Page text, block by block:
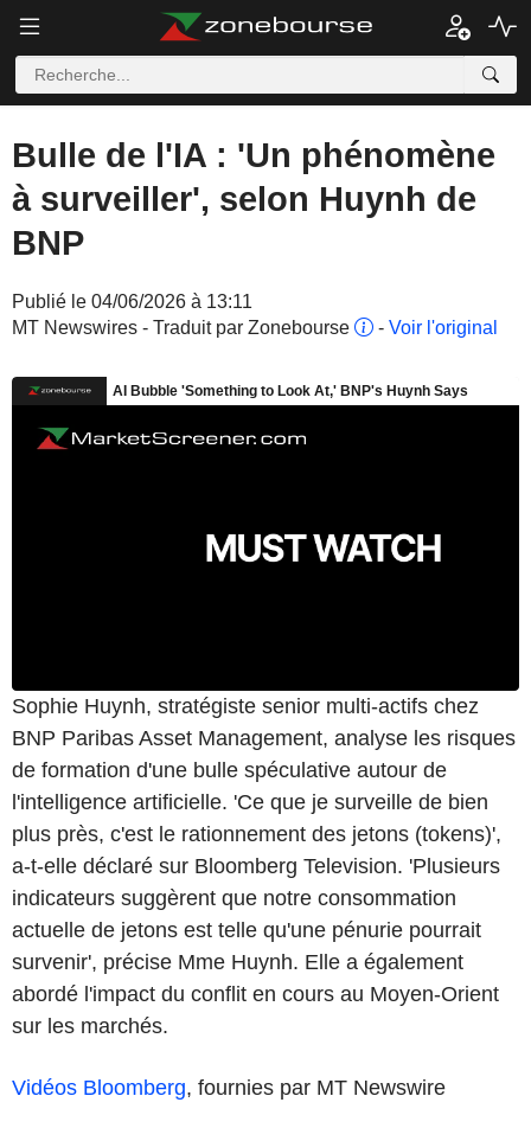
Bulle de l'IA : 'Un phénomène
à surveiller', selon Huynh de
BNP
Publié le 04/06/2026 à 13:11
MT Newswires - Traduit par Zonebourse
- Voir l'original
Sophie Huynh, stratégiste senior multi-actifs chez
BNP Paribas Asset Management, analyse les risques
de formation d'une bulle spéculative autour de
l'intelligence artificielle. 'Ce que je surveille de bien
plus près, c'est le rationnement des jetons (tokens)',
a-t-elle déclaré sur Bloomberg Television. 'Plusieurs
indicateurs suggèrent que notre consommation
actuelle de jetons est telle qu'une pénurie pourrait
survenir', précise Mme Huynh. Elle a également
abordé l'impact du conflit en cours au Moyen-Orient
sur les marchés.
Vidéos Bloomberg, fournies par MT Newswire